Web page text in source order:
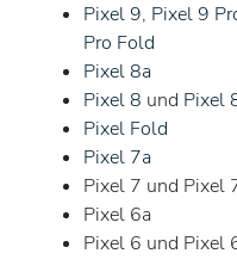
Pixel 9, Pixel 9
Pro Fold
Pixel 8a
Pixel 8 und Pixel
Pixel Fold
Pixel 7a
Pixel 7 und Pixel
Pixel 6a
Pixel 6 und Pixel